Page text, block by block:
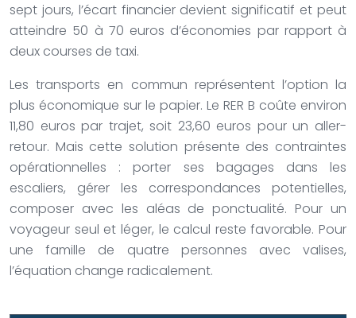
sept jours, l’écart financier devient significatif et peut
atteindre 50 à 70 euros d’économies par rapport à
deux courses de taxi.
Les transports en commun représentent l’option la
plus économique sur le papier. Le RER B coûte environ
11,80 euros par trajet, soit 23,60 euros pour un aller-
retour. Mais cette solution présente des contraintes
opérationnelles : porter ses bagages dans les
escaliers, gérer les correspondances potentielles,
composer avec les aléas de ponctualité. Pour un
voyageur seul et léger, le calcul reste favorable. Pour
une famille de quatre personnes avec valises,
l’équation change radicalement.